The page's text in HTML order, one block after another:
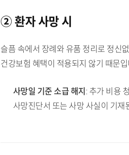
② 환자 사망 시
슬픔 속에서 장례와 유품 정리로 정신
건강보험 혜택이 적용되지 않기 때문
사망일 기준 소급 해지 : 추가 비용
사망진단서 또는 사망 사실이 기